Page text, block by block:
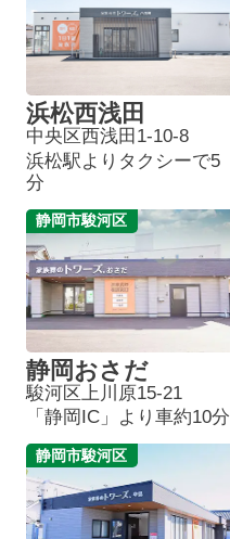
浜松西浅田
中央区西浅田1-10-8
浜松駅よりタクシーで5
分
静岡市駿河区
静岡おさだ
駿河区上川原15-21
「静岡IC」より車約10分
静岡市駿河区